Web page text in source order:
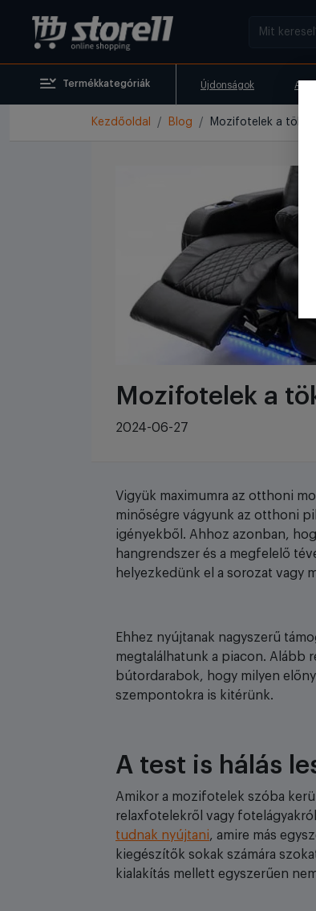
Termékkategóriák Újdonságok
Kezdőoldal Blog Mozifotelek a
Mozifotelek a
2024-06-27
Vigyük maximumra az otthoni
minőségre vágyunk az otthoni
igényekből. Ahhoz azonban,
hangrendszer és a megfelelő
helyezkedünk el a sorozat vagy
Ehhez nyújtanak nagyszerű
megtalálhatunk a piacon. Alább
bútordarabok, hogy milyen
szempontokra is kitérünk.
A test is hálás
Amikor a mozifotelek szóba
relaxfotelekről vagy
tudnak nyújtani, amire más
kiegészítők sokak számára
kialakítás mellett egyszerűen